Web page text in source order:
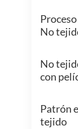
No
No
con
Patrón
tejido